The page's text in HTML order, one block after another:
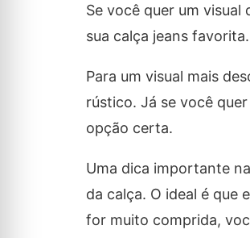
Se você quer um visual
sua calça jeans
Para um visual mais
rústico. Já se você
opção certa.
Uma dica importante
da calça. O ideal é que
for muito comprida,